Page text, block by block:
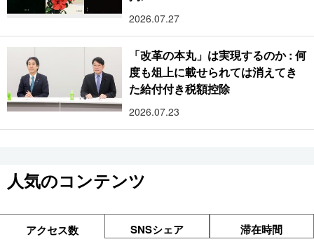
2026.07.27
「改革の本丸」は実現するのか : 何
度も俎上に載せられては消えてき
た給付付き税額控除
2026.07.23
人気のコンテンツ
アクセス数 SNSシェア 滞在時間